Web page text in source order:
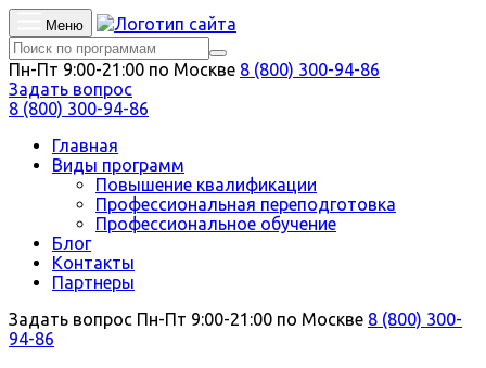
Меню
Пн-Пт 9:00-21:00 по Москве 8 (800) 300-94-86
Задать вопрос
8 (800) 300-94-86
Главная
Виды программ
Повышение квалификации
Профессиональная переподготовка
Профессиональное обучение
Блог
Контакты
Партнеры
Задать вопрос Пн-Пт 9:00-21:00 по Москве 8 (800) 300-
94-86